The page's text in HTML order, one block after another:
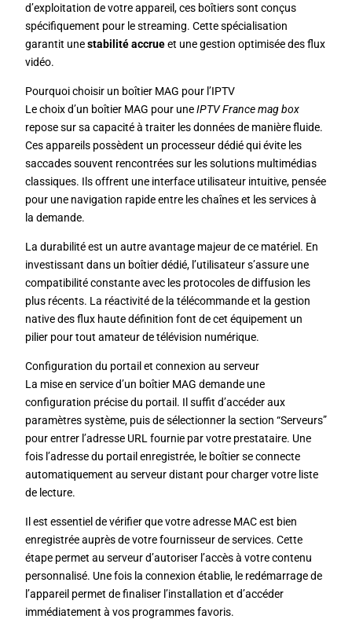
d’exploitation de votre appareil, ces boîtiers sont conçus
spécifiquement pour le streaming. Cette spécialisation
garantit unestabilité accrueet une gestion optimisée des flux
vidéo.
Pourquoi choisir un boîtier MAG pour l’IPTV
Le choix d’un boîtier MAG pour uneIPTV France mag box
repose sur sa capacité à traiter les données de manière fluide.
Ces appareils possèdent un processeur dédié qui évite les
saccades souvent rencontrées sur les solutions multimédias
classiques. Ils offrent une interface utilisateur intuitive, pensée
pour une navigation rapide entre les chaînes et les services à
la demande.
La durabilité est un autre avantage majeur de ce matériel. En
investissant dans un boîtier dédié, l’utilisateur s’assure une
compatibilité constante avec les protocoles de diffusion les
plus récents. La réactivité de la télécommande et la gestion
native des flux haute définition font de cet équipement un
pilier pour tout amateur de télévision numérique.
Configuration du portail et connexion au serveur
La mise en service d’un boîtier MAG demande une
configuration précise du portail. Il suffit d’accéder aux
paramètres système, puis de sélectionner la section “Serveurs”
pour entrer l’adresse URL fournie par votre prestataire. Une
fois l’adresse du portail enregistrée, le boîtier se connecte
automatiquement au serveur distant pour charger votre liste
de lecture.
Il est essentiel de vérifier que votre adresse MAC est bien
enregistrée auprès de votre fournisseur de services. Cette
étape permet au serveur d’autoriser l’accès à votre contenu
personnalisé. Une fois la connexion établie, le redémarrage de
l’appareil permet de finaliser l’installation et d’accéder
immédiatement à vos programmes favoris.